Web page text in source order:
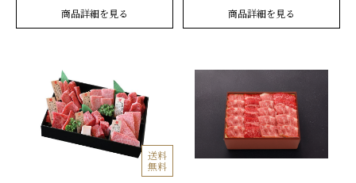
商品詳細を見る 商品詳細を見る
送料
無料